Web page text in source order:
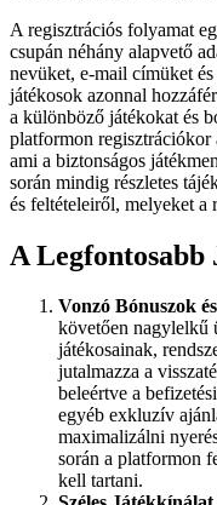
A regisztrációs folyamat
csupán néhány alapvető
nevüket, e-mail címüket
játékosok azonnal
a különböző játékokat és
platformon regisztrációkor
ami a biztonságos
során mindig részletes
és feltételeiről, melyeket
A Legfontosabb
Vonzó Bónuszok
követően nagylelkű
játékosainak,
jutalmazza a
beleértve a
egyéb exkluzív
maximalizálni
során a platformon
kell tartani.